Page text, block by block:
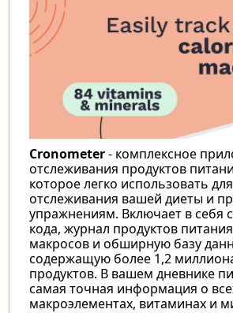
Cronometer- комплексное
отслеживания продуктов
которое легко использовать для
отслеживания вашей диеты и
упражнениям. Включает в себя
кода, журнал продуктов
макросов и обширную базу
содержащую более 1,2
продуктов. В вашем дневнике
самая точная информация о
макроэлементах, витаминах и